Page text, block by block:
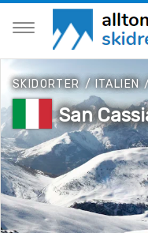
SKIDORTER /ITALIEN/
San